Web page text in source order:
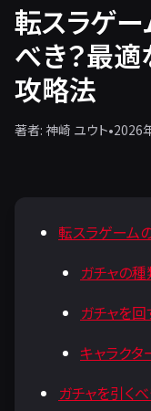
転スラゲー
べき？最適
攻略法
著者: 神崎 ユウト•2026
転スラゲーム
ガチャの
ガチャを
キャラク
ガチャを引く